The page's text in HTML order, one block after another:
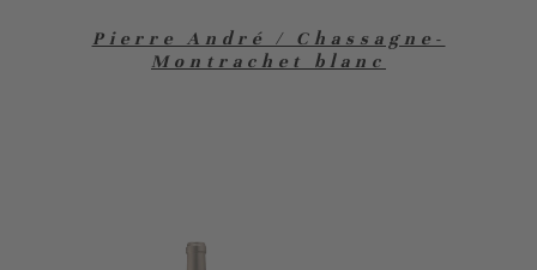
Pierre André / Chassagne-
Montrachet blanc